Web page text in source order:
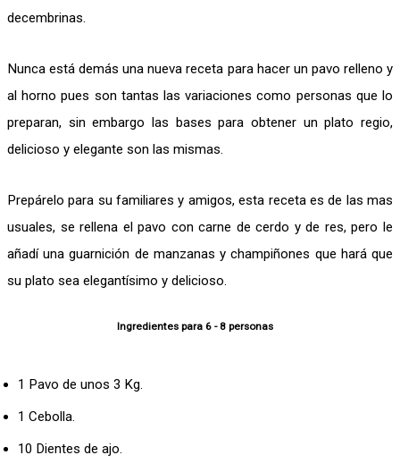
decembrinas.
Nunca está demás una nueva receta para hacer un pavo relleno y
al horno pues son tantas las variaciones como personas que lo
preparan, sin embargo las bases para obtener un plato regio,
delicioso y elegante son las mismas.
Prepárelo para su familiares y amigos, esta receta es de las mas
usuales, se rellena el pavo con carne de cerdo y de res, pero le
añadí una guarnición de manzanas y champiñones que hará que
su plato sea elegantísimo y delicioso.
Ingredientes para 6 - 8 personas
1 Pavo de unos 3 Kg.
1 Cebolla.
10 Dientes de ajo.